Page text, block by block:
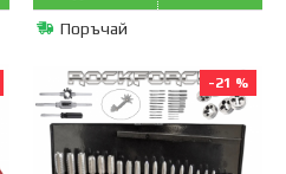
Поръчай
-21 %